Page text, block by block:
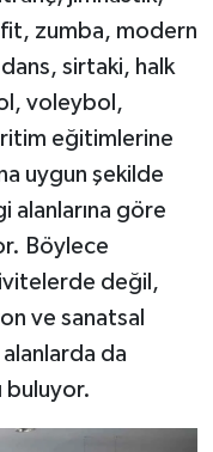
zumba, modern
sirtaki, halk
voleybol,
ritim eğitimlerine
uygun şekilde
alanlarına göre
Böylece
değil,
ve sanatsal
da
buluyor.